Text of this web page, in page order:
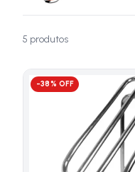
5 produtos
-38% OFF